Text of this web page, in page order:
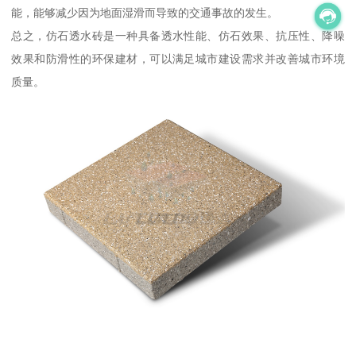
能，能够减少因为地面湿滑而导致的交通事故的发生。
总之，仿石透水砖是一种具备透水性能、仿石效果、抗压性、降噪
效果和防滑性的环保建材，可以满足城市建设需求并改善城市环境
质量。